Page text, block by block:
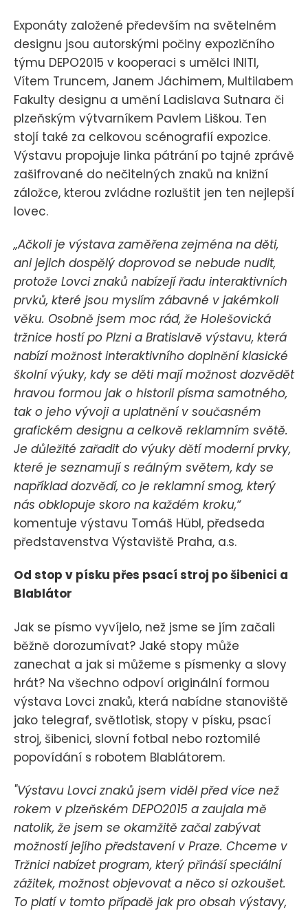
Exponáty založené především na světelném
designu jsou autorskými počiny expozičního
týmu DEPO2015 v kooperaci s umělci INITI,
Vítem Truncem, Janem Jáchimem, Multilabem
Fakulty designu a umění Ladislava Sutnara či
plzeňským výtvarníkem Pavlem Liškou. Ten
stojí také za celkovou scénografií expozice.
Výstavu propojuje linka pátrání po tajné zprávě
zašifrované do nečitelných znaků na knižní
záložce, kterou zvládne rozluštit jen ten nejlepší
lovec.
„Ačkoli je výstava zaměřena zejména na děti,
ani jejich dospělý doprovod se nebude nudit,
protože Lovci znaků nabízejí řadu interaktivních
prvků, které jsou myslím zábavné v jakémkoli
věku. Osobně jsem moc rád, že Holešovická
tržnice hostí po Plzni a Bratislavě výstavu, která
nabízí možnost interaktivního doplnění klasické
školní výuky, kdy se děti mají možnost dozvědět
hravou formou jak o historii písma samotného,
tak o jeho vývoji a uplatnění v současném
grafickém designu a celkově reklamním světě.
Je důležité zařadit do výuky dětí moderní prvky,
které je seznamují s reálným světem, kdy se
například dozvědí, co je reklamní smog, který
nás obklopuje skoro na každém kroku,“
komentuje výstavu Tomáš Hübl, předseda
představenstva Výstaviště Praha, a.s.
Od stop v písku přes psací stroj po šibenici a
Blablátor
Jak se písmo vyvíjelo, než jsme se jím začali
běžně dorozumívat? Jaké stopy může
zanechat a jak si můžeme s písmenky a slovy
hrát? Na všechno odpoví originální formou
výstava Lovci znaků, která nabídne stanoviště
jako telegraf, světlotisk, stopy v písku, psací
stroj, šibenici, slovní fotbal nebo roztomilé
popovídání s robotem Blablátorem.
"Výstavu Lovci znaků jsem viděl před více než
rokem v plzeňském DEPO2015 a zaujala mě
natolik, že jsem se okamžitě začal zabývat
možností jejího představení v Praze. Chceme v
Tržnici nabízet program, který přináší speciální
zážitek, možnost objevovat a něco si ozkoušet.
To platí v tomto případě jak pro obsah výstavy,